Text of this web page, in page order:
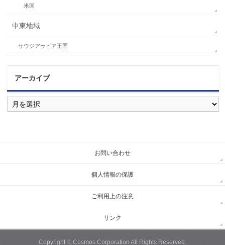
米国
中東地域
サウジアラビア王国
アーカイブ
ア
ー
カ
お問い合わせ
個人情報の保護
ご利用上の注意
リンク
Copyright © Cosmos Corporation All Rights Reserved.